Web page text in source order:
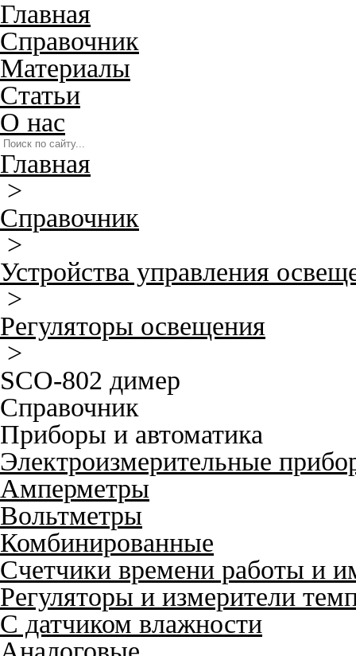
Главная
Справочник
Материалы
Статьи
О нас
Главная
>
Справочник
>
Устройства управления
>
Регуляторы освещения
>
SCO-802 димер
Справочник
Приборы и автоматика
Электроизмерительные
Амперметры
Вольтметры
Комбинированные
Счетчики времени работы и
Регуляторы и измерители
С датчиком влажности